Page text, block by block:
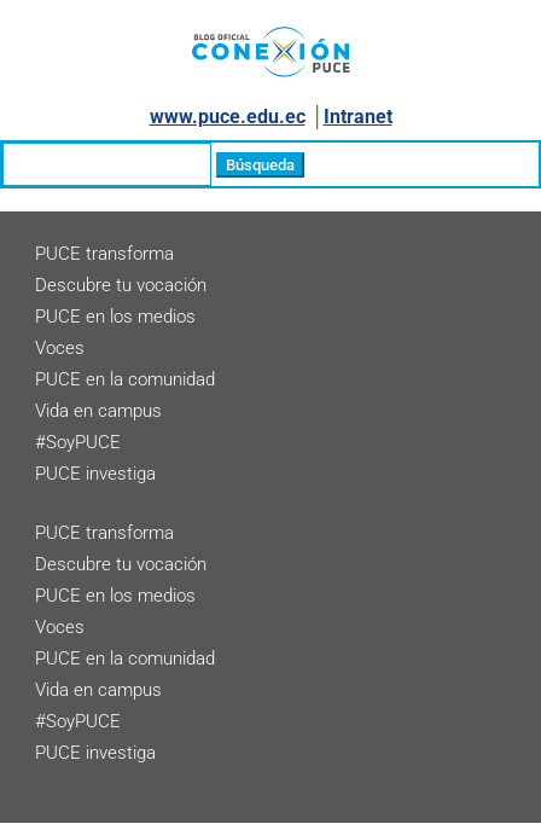
www.puce.edu.ec│ Intranet
PUCE transforma
Descubre tu vocación
PUCE en los medios
Voces
PUCE en la comunidad
Vida en campus
#SoyPUCE
PUCE investiga
PUCE transforma
Descubre tu vocación
PUCE en los medios
Voces
PUCE en la comunidad
Vida en campus
#SoyPUCE
PUCE investiga